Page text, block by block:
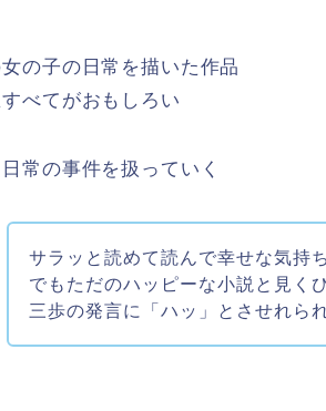
の子の日常を描いた作品
べてがおもしろい
常の事件を扱っていく
サラッと読めて読んで幸せな気持
でもただのハッピーな小説と見く
三歩の発言に「ハッ」とさせれら